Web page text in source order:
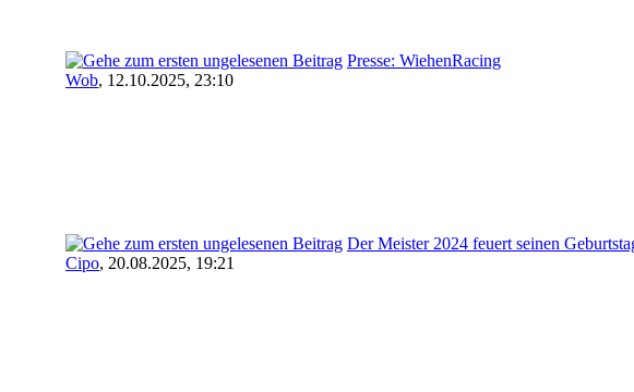
Presse: WiehenRacing
Wob, 12.10.2025, 23:10
Der Meister 2024 feuert seinen
Cipo, 20.08.2025, 19:21